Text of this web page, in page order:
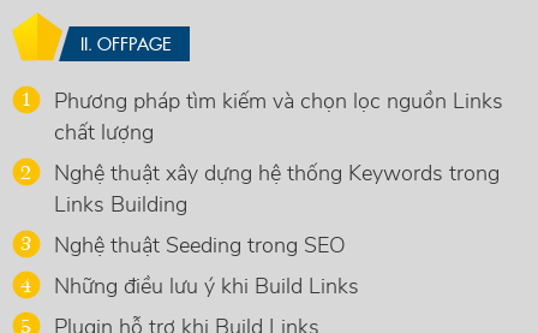
II. OFFPAGE
Phương pháp tìm kiếm và chọn lọc nguồn Links
chất lượng
Nghệ thuật xây dựng hệ thống Keywords trong
Links Building
Nghệ thuật Seeding trong SEO
Những điều lưu ý khi Build Links